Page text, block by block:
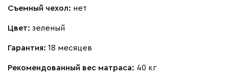
Съемный чехол: нет
Цвет: зеленый
Гарантия: 18 месяцев
Рекомендованный вес матраса: 40 кг